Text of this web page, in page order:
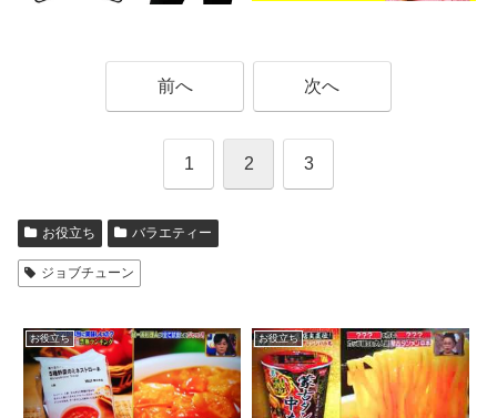
前へ 次へ
1 2 3
お役立ち バラエティー
ジョブチューン
お役立ち お役立ち